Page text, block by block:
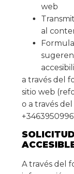
web
al
a través del
sitio web
o a través
A través del